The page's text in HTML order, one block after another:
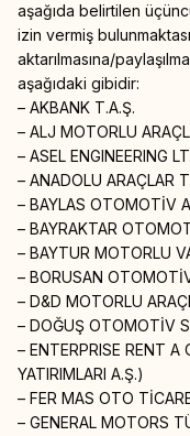
aşağıda belirtilen
izin vermiş
aktarılmasına/
aşağıdaki gibidir:
– AKBANK T.A.Ş.
– ALJ MOTORLU
– ASEL ENGINEERING
– ANADOLU ARAÇLAR
– BAYLAS OTOMOTİV
– BAYRAKTAR
– BAYTUR MOTORLU
– BORUSAN
– D&D MOTORLU
– DOĞUŞ OTOMOTİV
– ENTERPRISE RENT
YATIRIMLARI A.Ş.)
– FER MAS OTO
– GENERAL MOTORS